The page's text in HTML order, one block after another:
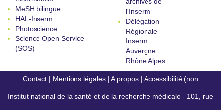
MeSH bilingue
HAL-Inserm
Photoscience
Science Open Service
(SOS)
l'Inserm
Délégation
Régionale
Inserm
Auvergne
Rhône Alpes
Contact | Mentions légales | A propos | Accessibilité (non
conforme)
Institut national de la santé et de la recherche médicale - 101, rue